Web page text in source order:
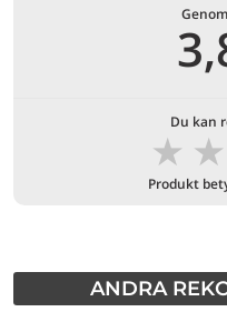
Du kan
★
★
Produkt
ANDRA